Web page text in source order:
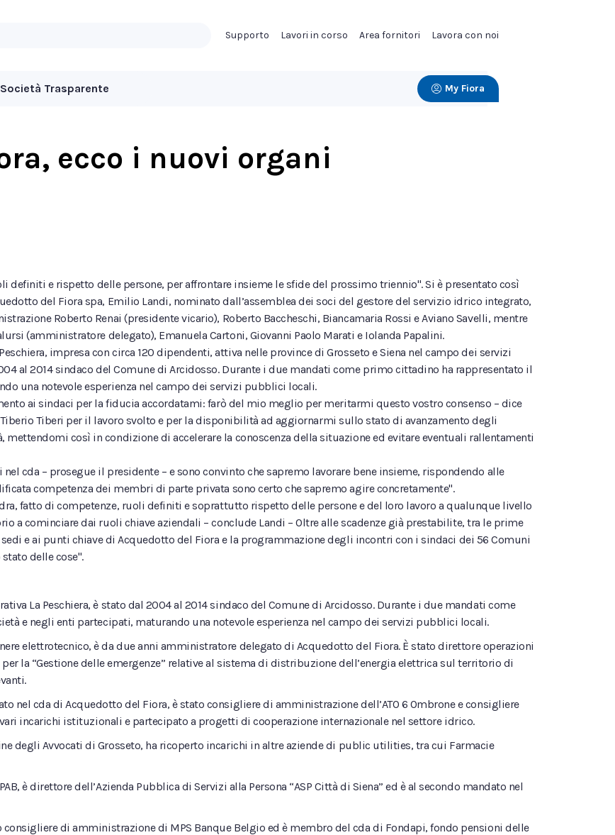
Supporto Lavori in corso Area fornitori Lavora con noi
Società Trasparente My Fiora
ecco i nuovi organi
definiti e rispetto delle persone, per affrontare insieme le sfide del prossimo triennio". Si è presentato così
del Fiora spa, Emilio Landi, nominato dall’assemblea dei soci del gestore del servizio idrico integrato,
Roberto Renai (presidente vicario), Roberto Baccheschi, Biancamaria Rossi e Aviano Savelli, mentre
(amministratore delegato), Emanuela Cartoni, Giovanni Paolo Marati e Iolanda Papalini.
impresa con circa 120 dipendenti, attiva nelle province di Grosseto e Siena nel campo dei servizi
al 2014 sindaco del Comune di Arcidosso. Durante i due mandati come primo cittadino ha rappresentato il
una notevole esperienza nel campo dei servizi pubblici locali.
ai sindaci per la fiducia accordatami: farò del mio meglio per meritarmi questo vostro consenso – dice
Tiberi per il lavoro svolto e per la disponibilità ad aggiornarmi sullo stato di avanzamento degli
così in condizione di accelerare la conoscenza della situazione ed evitare eventuali rallentamenti
cda – prosegue il presidente – e sono convinto che sapremo lavorare bene insieme, rispondendo alle
competenza dei membri di parte privata sono certo che sapremo agire concretamente".
fatto di competenze, ruoli definiti e soprattutto rispetto delle persone e del loro lavoro a qualunque livello
a cominciare dai ruoli chiave aziendali – conclude Landi – Oltre alle scadenze già prestabilite, tra le prime
e ai punti chiave di Acquedotto del Fiora e la programmazione degli incontri con i sindaci dei 56 Comuni
delle cose".
La Peschiera, è stato dal 2004 al 2014 sindaco del Comune di Arcidosso. Durante i due mandati come
e negli enti partecipati, maturando una notevole esperienza nel campo dei servizi pubblici locali.
elettrotecnico, è da due anni amministratore delegato di Acquedotto del Fiora. È stato direttore operazioni
la “Gestione delle emergenze” relative al sistema di distribuzione dell’energia elettrica sul territorio di
nel cda di Acquedotto del Fiora, è stato consigliere di amministrazione dell’ATO 6 Ombrone e consigliere
incarichi istituzionali e partecipato a progetti di cooperazione internazionale nel settore idrico.
degli Avvocati di Grosseto, ha ricoperto incarichi in altre aziende di public utilities, tra cui Farmacie
è direttore dell’Azienda Pubblica di Servizi alla Persona “ASP Città di Siena” ed è al secondo mandato nel
di amministrazione di MPS Banque Belgio ed è membro del cda di Fondapi, fondo pensioni delle